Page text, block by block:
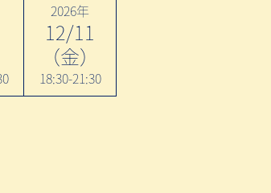
2026年
12/11
（金）
18:30-21:30